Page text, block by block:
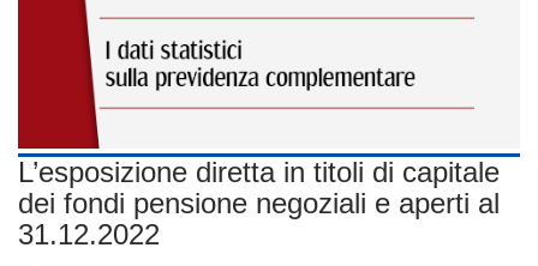
L’esposizione diretta in titoli di capitale
dei fondi pensione negoziali e aperti al
31.12.2022